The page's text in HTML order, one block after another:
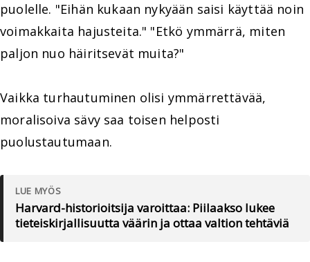
puolelle. "Eihän kukaan nykyään saisi käyttää noin
voimakkaita hajusteita." "Etkö ymmärrä, miten
paljon nuo häiritsevät muita?"
Vaikka turhautuminen olisi ymmärrettävää,
moralisoiva sävy saa toisen helposti
puolustautumaan.
LUE MYÖS
Harvard-historioitsija varoittaa: Piilaakso lukee
tieteiskirjallisuutta väärin ja ottaa valtion tehtäviä